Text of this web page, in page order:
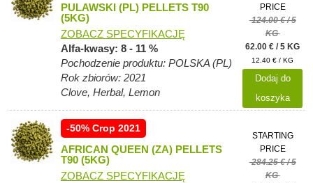
PULAWSKI (PL) PELLETS T90
(5KG)
ZOBACZ SPECYFIKACJĘ
Alfa-kwasy: 8 - 11 %
Pochodzenie produktu: POLSKA (PL)
Rok zbiorów: 2021
Clove, Herbal, Lemon
PRICE
124.00 € / 5
KG
62.00 € / 5 KG
12.40 € / KG
Dodaj do
koszyka
-50% Crop 2021
AFRICAN QUEEN (ZA) PELLETS
T90 (5KG)
ZOBACZ SPECYFIKACJĘ
STARTING
PRICE
284.25 € / 5
KG